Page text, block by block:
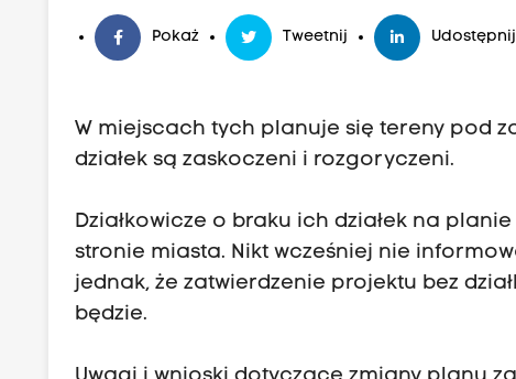
Pokaż Tweetnij Udostępnij
W miejscach tych planuje się tereny pod
działek są zaskoczeni i rozgoryczeni.
Działkowicze o braku ich działek na
stronie miasta. Nikt wcześniej nie
jednak, że zatwierdzenie projektu bez
będzie.